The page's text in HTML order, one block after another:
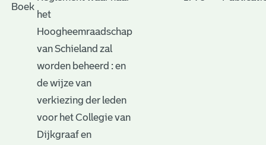
het
Hoogheemraadschap
van Schieland zal
worden beheerd : en
de wijze van
verkiezing der leden
voor het Collegie van
Dijkgraaf en